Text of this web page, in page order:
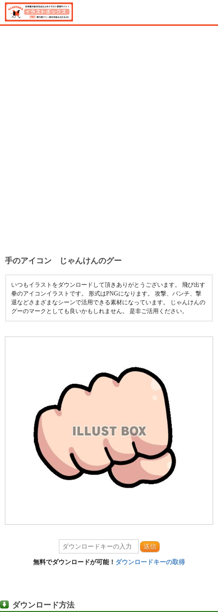
手のアイコン じゃんけんのグー
いつもイラストをダウンロードして頂きありがとうございます。 飛び出す
拳のアイコンイラストです。 形式はPNGになります。 攻撃、パンチ、撃
退などさまざまなシーンで活用できる素材になっています。 じゃんけんの
グーのマークとしても良いかもしれません。 是非ご活用ください。
送信
無料でダウンロードが可能！ ダウンロードキーの取得
ダウンロード方法